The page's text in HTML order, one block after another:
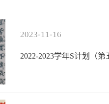
2023-11-16
2022-2023学年S计划（